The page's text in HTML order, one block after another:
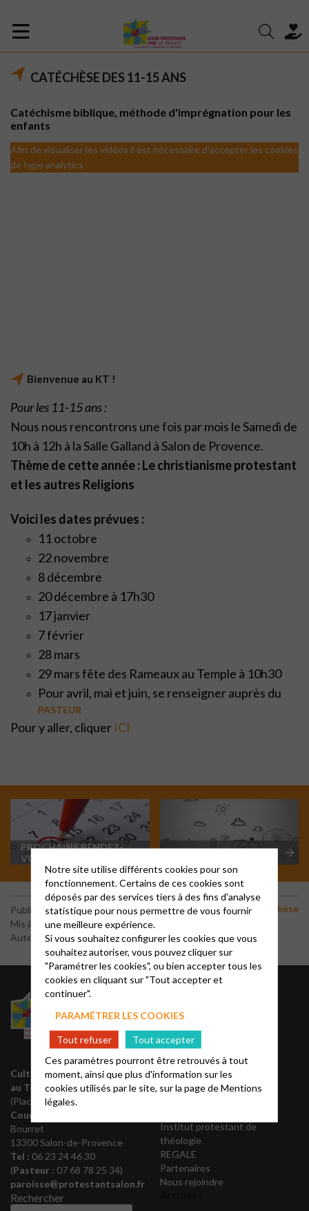
CATÉCHÈSE DES 11-15 ANS
Catéchisme biblique, méthode d'imprégnation pour les
enfants
Afin de visualiser les vidéos il est nécessaire d'accepter les cookies
de type analytics
Bienvenue au KT !
Pour les 11-15 ans :
Nous nous rencontrons une fois par mois le Samedi de
10h à 12h à la Salle Galland à Salon de Provence.
Thème de cette année : Le christianisme protestant
et les autres Religions
Voici les dates prévues :
11 octobre
22 novembre
8 décembre
20 décembre à 17h30
17 janvier
7 février
28 mars
29 mars fête des Rameaux au Temple à 10h30
Pour avril, mai et juin, se renseigner auprès du
PASTEUR
Pour y aller, cliquer ICI
PROCHAINS RENDEZ-
VOUS
SUR LA CATÉCHÈSE
Publié le 30 septembre 2025
Mis à jour le 18 novembre 2025
Auteur : Mino
Catéchèse
Culte le dimanche à 10h30
au Temple
(Place de la Porte Coucou)
Courrier
Bourret
13300 Salon-de-Provence
Tel : 06 23 24 46 30
(Pasteur : 07 68 78 25 34)
paroisse@protestantsalon.fr
Rechercher
Acteurs EPUdF
Editions Olivétan
Liste des régions
Annuaire EPUdF
Notes bibliques et
Institut protestant de
théologie
REGALE
Partenaires
Nous rejoindre
Notre site utilise différents cookies pour son
fonctionnement. Certains de ces cookies sont
déposés par des services tiers à des fins d'analyse
statistique pour nous permettre de vous fournir
une meilleure expérience.
Si vous souhaitez configurer les cookies que vous
souhaitez autoriser, vous pouvez cliquer sur
"Paramétrer les cookies", ou bien accepter tous les
cookies en cliquant sur "Tout accepter et
continuer".
PARAMÉTRER LES COOKIES
Tout refuser
Tout accepter
Ces paramètres pourront être retrouvés à tout
moment, ainsi que plus d'information sur les
cookies utilisés par le site, sur la page deMentions
légales.